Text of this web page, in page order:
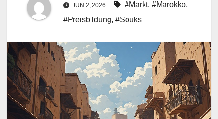
JUN 2, 2026 #Markt, #Marokko,
#Preisbildung, #Souks